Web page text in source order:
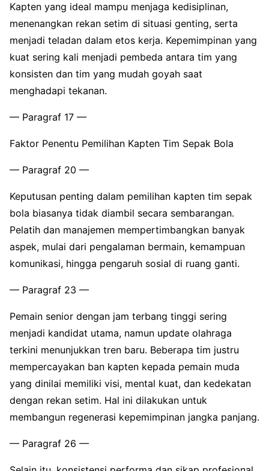
Kapten yang ideal mampu menjaga kedisiplinan,
menenangkan rekan setim di situasi genting, serta
menjadi teladan dalam etos kerja. Kepemimpinan yang
kuat sering kali menjadi pembeda antara tim yang
konsisten dan tim yang mudah goyah saat
menghadapi tekanan.
— Paragraf 17 —
Faktor Penentu Pemilihan Kapten Tim Sepak Bola
— Paragraf 20 —
Keputusan penting dalam pemilihan kapten tim sepak
bola biasanya tidak diambil secara sembarangan.
Pelatih dan manajemen mempertimbangkan banyak
aspek, mulai dari pengalaman bermain, kemampuan
komunikasi, hingga pengaruh sosial di ruang ganti.
— Paragraf 23 —
Pemain senior dengan jam terbang tinggi sering
menjadi kandidat utama, namun update olahraga
terkini menunjukkan tren baru. Beberapa tim justru
mempercayakan ban kapten kepada pemain muda
yang dinilai memiliki visi, mental kuat, dan kedekatan
dengan rekan setim. Hal ini dilakukan untuk
membangun regenerasi kepemimpinan jangka panjang.
— Paragraf 26 —